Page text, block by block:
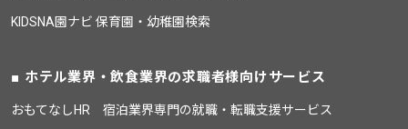
KIDSNA園ナビ 保育園・幼稚園検索
ホテル業界・飲食業界の求職者様向けサービス
おもてなしHR 宿泊業界専門の就職・転職支援サービス